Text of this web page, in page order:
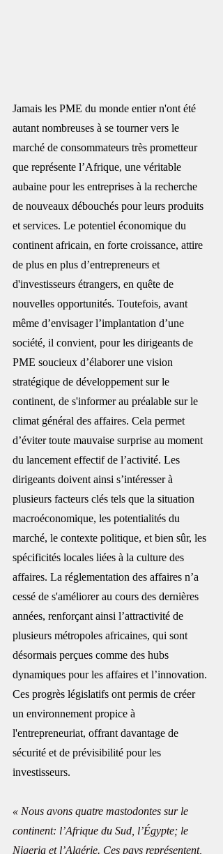
Jamais les PME du monde entier n'ont été
autant nombreuses à se tourner vers le
marché de consommateurs très prometteur
que représente l’Afrique, une véritable
aubaine pour les entreprises à la recherche
de nouveaux débouchés pour leurs produits
et services. Le potentiel économique du
continent africain, en forte croissance, attire
de plus en plus d’entrepreneurs et
d'investisseurs étrangers, en quête de
nouvelles opportunités. Toutefois, avant
même d’envisager l’implantation d’une
société, il convient, pour les dirigeants de
PME soucieux d’élaborer une vision
stratégique de développement sur le
continent, de s'informer au préalable sur le
climat général des affaires. Cela permet
d’éviter toute mauvaise surprise au moment
du lancement effectif de l’activité. Les
dirigeants doivent ainsi s’intéresser à
plusieurs facteurs clés tels que la situation
macroéconomique, les potentialités du
marché, le contexte politique, et bien sûr, les
spécificités locales liées à la culture des
affaires. La réglementation des affaires n’a
cessé de s'améliorer au cours des dernières
années, renforçant ainsi l’attractivité de
plusieurs métropoles africaines, qui sont
désormais perçues comme des hubs
dynamiques pour les affaires et l’innovation.
Ces progrès législatifs ont permis de créer
un environnement propice à
l'entrepreneuriat, offrant davantage de
sécurité et de prévisibilité pour les
investisseurs.
« Nous avons quatre mastodontes sur le
continent: l’Afrique du Sud, l’Égypte; le
Nigeria et l’Algérie. Ces pays représentent,